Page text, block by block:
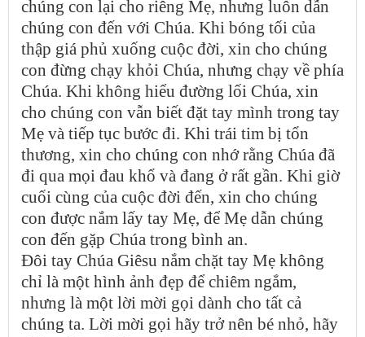
chúng con lại cho riêng Mẹ, nhưng luôn dẫn
chúng con đến với Chúa. Khi bóng tối của
thập giá phủ xuống cuộc đời, xin cho chúng
con đừng chạy khỏi Chúa, nhưng chạy về phía
Chúa. Khi không hiểu đường lối Chúa, xin
cho chúng con vẫn biết đặt tay mình trong tay
Mẹ và tiếp tục bước đi. Khi trái tim bị tổn
thương, xin cho chúng con nhớ rằng Chúa đã
đi qua mọi đau khổ và đang ở rất gần. Khi giờ
cuối cùng của cuộc đời đến, xin cho chúng
con được nắm lấy tay Mẹ, để Mẹ dẫn chúng
con đến gặp Chúa trong bình an.
Đôi tay Chúa Giêsu nắm chặt tay Mẹ không
chỉ là một hình ảnh đẹp để chiêm ngắm,
nhưng là một lời mời gọi dành cho tất cả
chúng ta. Lời mời gọi hãy trở nên bé nhỏ, hãy